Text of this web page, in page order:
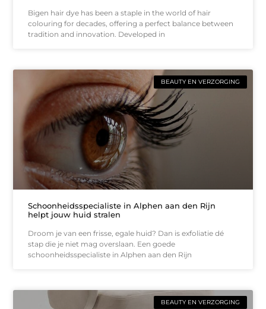
Bigen hair dye has been a staple in the world of hair
colouring for decades, offering a perfect balance between
tradition and innovation. Developed in
BEAUTY EN VERZORGING
Schoonheidsspecialiste in Alphen aan den Rijn
helpt jouw huid stralen
Droom je van een frisse, egale huid? Dan is exfoliatie dé
stap die je niet mag overslaan. Een goede
schoonheidsspecialiste in Alphen aan den Rijn
BEAUTY EN VERZORGING